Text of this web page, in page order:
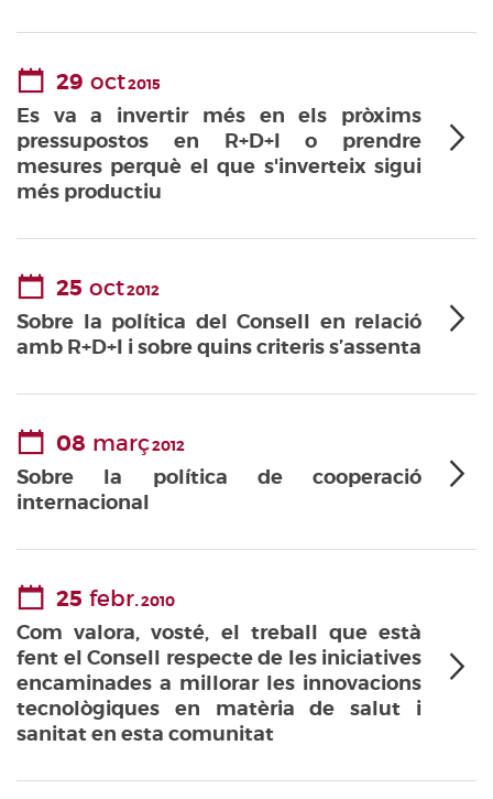
29 oct2015
Es va a invertir més en els pròxims
pressupostos en R+D+I o prendre
mesures perquè el que s'inverteix sigui
més productiu
25 oct2012
Sobre la política del Consell en relació
amb R+D+I i sobre quins criteris s’assenta
08 març2012
Sobre la política de cooperació
internacional
25 febr.2010
Com valora, vosté, el treball que està
fent el Consell respecte de les iniciatives
encaminades a millorar les innovacions
tecnològiques en matèria de salut i
sanitat en esta comunitat